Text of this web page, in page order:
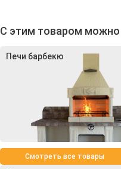
С этим товаром можно
Печи барбекю
Смотреть все товары